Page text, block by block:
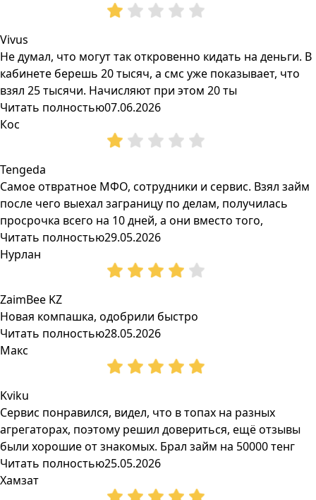
Vivus
Не думал, что могут так откровенно кидать на деньги. В
кабинете берешь 20 тысяч, а смс уже показывает, что
взял 25 тысячи. Начисляют при этом 20 ты
Читать полностью07.06.2026
Кос
Tengeda
Самое отвратное МФО, сотрудники и сервис. Взял займ
после чего выехал заграницу по делам, получилась
просрочка всего на 10 дней, а они вместо того,
Читать полностью29.05.2026
Нурлан
ZaimBee KZ
Новая компашка, одобрили быстро
Читать полностью28.05.2026
Макс
Kviku
Сервис понравился, видел, что в топах на разных
агрегаторах, поэтому решил довериться, ещё отзывы
были хорошие от знакомых. Брал займ на 50000 тенг
Читать полностью25.05.2026
Хамзат